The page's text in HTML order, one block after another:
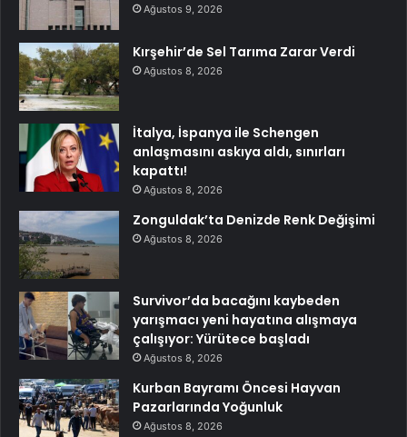
Ağustos 9, 2026
Kırşehir’de Sel Tarıma Zarar Verdi
Ağustos 8, 2026
İtalya, İspanya ile Schengen
anlaşmasını askıya aldı, sınırları
kapattı!
Ağustos 8, 2026
Zonguldak’ta Denizde Renk Değişimi
Ağustos 8, 2026
Survivor’da bacağını kaybeden
yarışmacı yeni hayatına alışmaya
çalışıyor: Yürütece başladı
Ağustos 8, 2026
Kurban Bayramı Öncesi Hayvan
Pazarlarında Yoğunluk
Ağustos 8, 2026